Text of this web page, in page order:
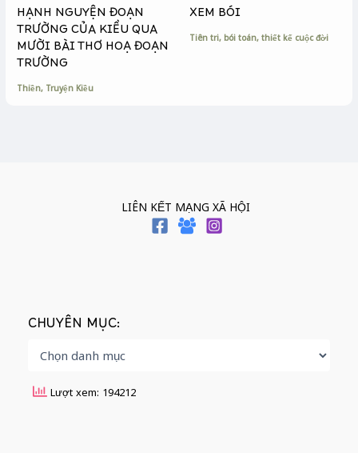
HẠNH NGUYỆN ĐOẠN
TRƯỜNG CỦA KIỀU QUA
MƯỜI BÀI THƠ HOẠ ĐOẠN
TRƯỜNG
Thiền, Truyện Kiều
XEM BÓI
Tiên tri, bói toán, thiết kế cuộc đời
LIÊN KẾT MẠNG XÃ HỘI
CHUYÊN MỤC:
Lượt xem: 194212